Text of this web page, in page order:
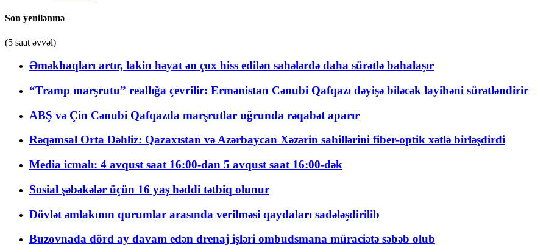
Son yenilənmə
(5 saat əvvəl)
Əməkhaqları artır, lakin həyat ən çox hiss edilən sahələrdə daha sürətlə bahalaşır
“Tramp marşrutu” reallığa çevrilir: Ermənistan Cənubi Qafqazı dəyişə biləcək layihəni sürətləndirir
ABŞ və Çin Cənubi Qafqazda marşrutlar uğrunda rəqabət aparır
Rəqəmsal Orta Dəhliz: Qazaxıstan və Azərbaycan Xəzərin sahillərini fiber-optik xətlə birləşdirdi
Media icmalı: 4 avqust saat 16:00-dan 5 avqust saat 16:00-dək
Sosial şəbəkələr üçün 16 yaş həddi tətbiq olunur
Dövlət əmlakının qurumlar arasında verilməsi qaydaları sadələşdirilib
Buzovnada dörd ay davam edən drenaj işləri ombudsmana müraciətə səbəb olub